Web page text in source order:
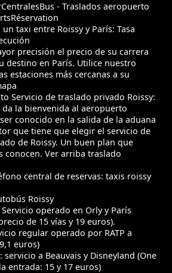
- Traslados aeropuerto
taxi entre Roissy y París: Tasa
precisión el precio de su carrera
destino en París. Utilice nuestro
estaciones más cercanas a su
Servicio de traslado privado Roissy:
la bienvenida al aeropuerto
conocido en la salida de la aduana
que tiene que elegir el servicio de
de Roissy. Un buen plan que
conocen. Ver arriba traslado
central de reservas: taxis roissy
Roissy
operado en Orly y París
de 15 vías y 19 euros).
regular operado por RATP a
euros)
servicio a Beauvais y Disneyland (One
entrada: 15 y 17 euros)